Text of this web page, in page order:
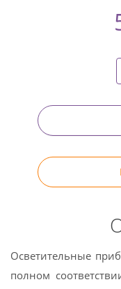
Осветительные
полном